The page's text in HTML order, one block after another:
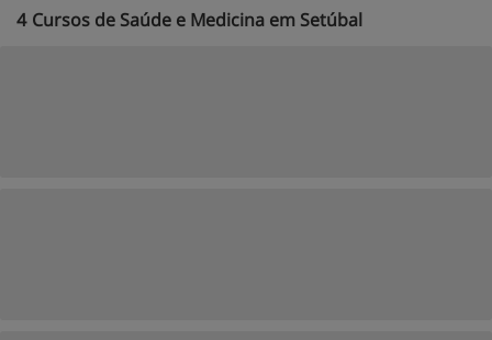
4 Cursos de Saúde e Medicina em Setúbal